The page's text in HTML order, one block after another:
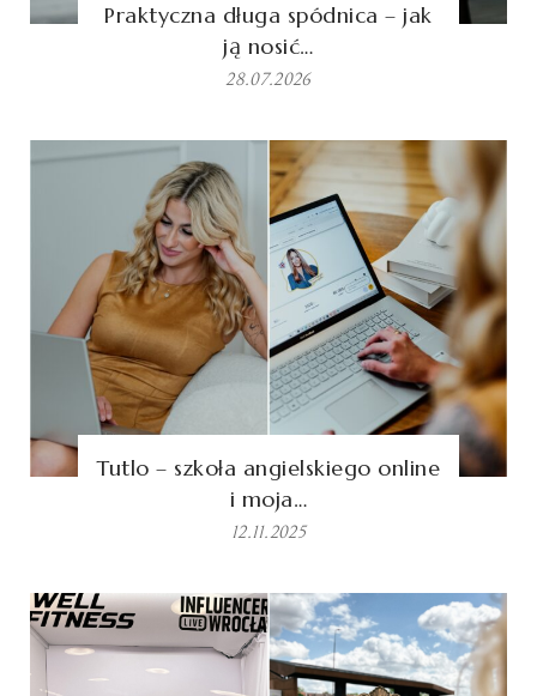
Praktyczna długa spódnica – jak
ją nosić…
28.07.2026
Tutlo – szkoła angielskiego online
i moja…
12.11.2025